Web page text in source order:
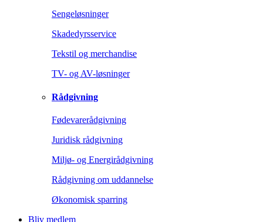
Sengeløsninger
Skadedyrsservice
Tekstil og merchandise
TV- og AV-løsninger
Rådgivning
Fødevarerådgivning
Juridisk rådgivning
Miljø- og Energirådgivning
Rådgivning om uddannelse
Økonomisk sparring
Bliv medlem